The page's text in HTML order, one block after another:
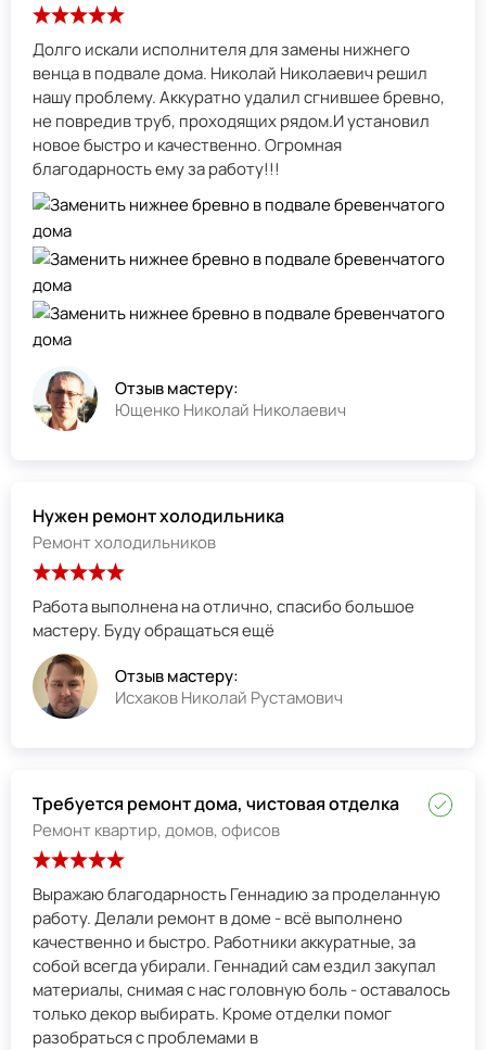
Долго искали исполнителя для замены нижнего
венца в подвале дома. Николай Николаевич решил
нашу проблему. Аккуратно удалил сгнившее бревно,
не повредив труб, проходящих рядом.И установил
новое быстро и качественно. Огромная
благодарность ему за работу!!!
Отзыв мастеру:
Ющенко Николай Николаевич
Нужен ремонт холодильника
Ремонт холодильников
Работа выполнена на отлично, спасибо большое
мастеру. Буду обращаться ещё
Отзыв мастеру:
Исхаков Николай Рустамович
Требуется ремонт дома, чистовая отделка
Ремонт квартир, домов, офисов
Выражаю благодарность Геннадию за проделанную
работу. Делали ремонт в доме - всё выполнено
качественно и быстро. Работники аккуратные, за
собой всегда убирали. Геннадий сам ездил закупал
материалы, снимая с нас головную боль - оставалось
только декор выбирать. Кроме отделки помог
разобраться с проблемами в